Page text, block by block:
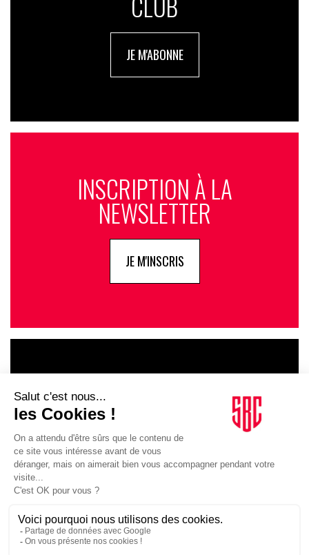
JE M'ABONNE
INSCRIPTION À LA
NEWSLETTER
JE M'INSCRIS
INFLUENCIA
JE DÉCOUVRE LE GROUPE